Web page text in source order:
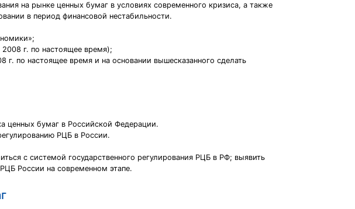
на рынке ценных бумаг в условиях современного кризиса, а также
в период финансовой нестабильности.
г. по настоящее время);
г. по настоящее время и на основании вышесказанного сделать
ценных бумаг в Российской Федерации.
РЦБ в России.
с системой государственного регулирования РЦБ в РФ; выявить
России на современном этапе.